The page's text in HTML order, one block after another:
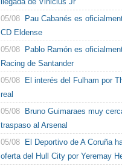
05/08
Pau Cabanés es
CD Eldense
05/08
Pablo Ramón es
Racing de Santander
05/08
El interés del Fulham por
real
05/08
Bruno Guimaraes muy
traspaso al Arsenal
05/08
El Deportivo de A Coruña
oferta del Hull City por Yeremay